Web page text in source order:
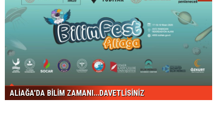
ALİAĞA'DA BİLİM ZAMANI...DAVETLİSİNİZ